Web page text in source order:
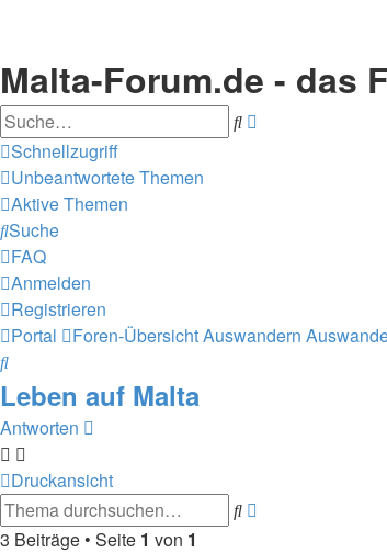
Malta-Forum.de - das
Suche
Schnellzugriff
Unbeantwortete Themen
Aktive Themen
Suche
FAQ
Anmelden
Registrieren
Portal
Foren-ÜbersichtAuswandern
Suche
Leben auf Malta
Antworten
Druckansicht
Suche
3 Beiträge • Seite 1 von 1